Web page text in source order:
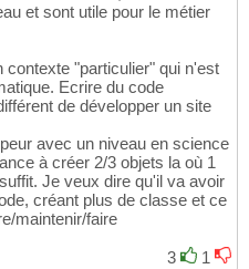
et sont utile pour le métier
"particulier" qui n'est
Ecrire du code
de développer un site
avec un niveau en science
à créer 2/3 objets la où 1
Je veux dire qu'il va avoir
créant plus de classe et ce
maintenir/faire
3
1